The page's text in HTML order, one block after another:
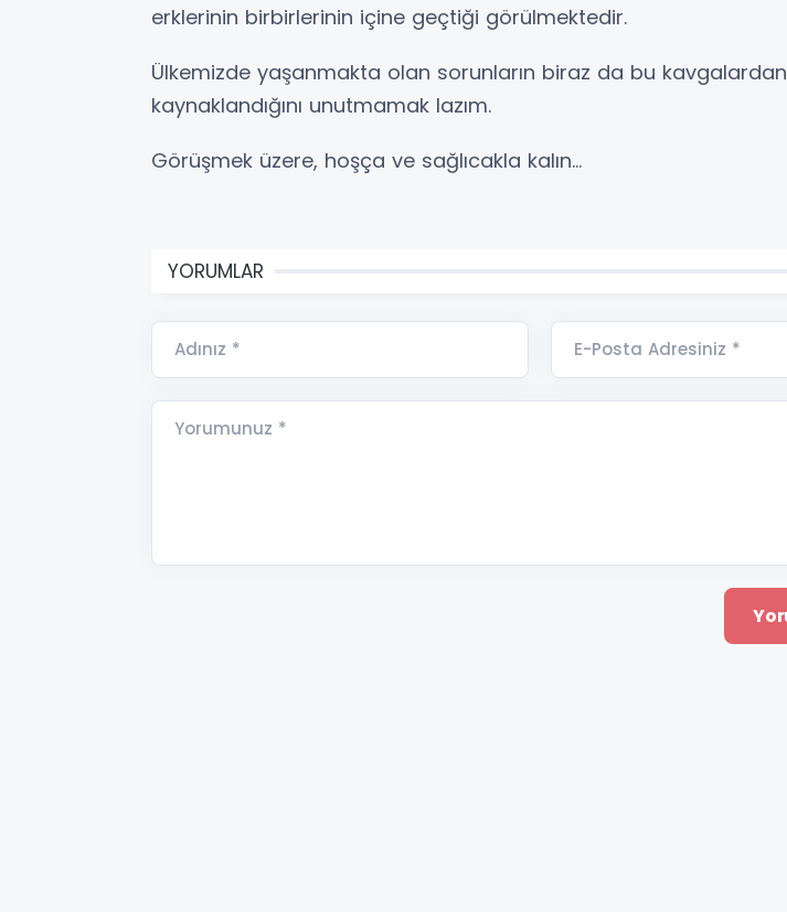
erklerinin birbirlerinin içine geçtiği görülmektedir.
Ülkemizde yaşanmakta olan sorunların biraz da bu kavgalardan
kaynaklandığını unutmamak lazım.
Görüşmek üzere, hoşça ve sağlıcakla kalın…
YORUMLAR
Adınız * E-Posta Adresiniz *
Yorumunuz *